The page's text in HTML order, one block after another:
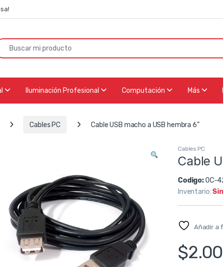
for:
Iluminación Profesional Computación Más
Cables PC Cable USB macho a USB hembra 6”
Cables PC
Cable
Codigo:OC-
Inventario:
Añadir a
$2.00